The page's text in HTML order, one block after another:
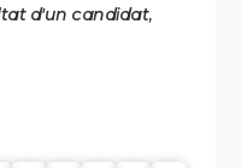
d'un candidat,